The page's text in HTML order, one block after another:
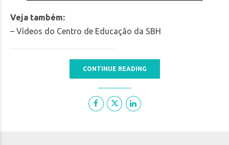
Veja também:
– Vídeos do Centro de Educação da SBH
CONTINUE READING